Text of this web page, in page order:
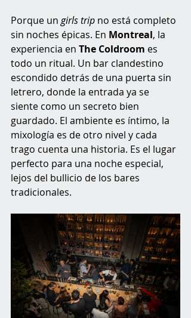
Porque un girls trip no está completo
sin noches épicas. En Montreal, la
experiencia en The Coldroom es
todo un ritual. Un bar clandestino
escondido detrás de una puerta sin
letrero, donde la entrada ya se
siente como un secreto bien
guardado. El ambiente es íntimo, la
mixología es de otro nivel y cada
trago cuenta una historia. Es el lugar
perfecto para una noche especial,
lejos del bullicio de los bares
tradicionales.